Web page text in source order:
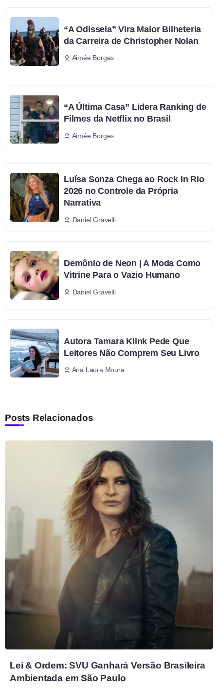
“A Odisseia” Vira Maior Bilheteria
da Carreira de Christopher Nolan
Aimée Borges
“A Última Casa” Lidera Ranking de
Filmes da Netflix no Brasil
Aimée Borges
Luísa Sonza Chega ao Rock In Rio
2026 no Controle da Própria
Narrativa
Daniel Gravelli
Demônio de Neon | A Moda Como
Vitrine Para o Vazio Humano
Daniel Gravelli
Autora Tamara Klink Pede Que
Leitores Não Comprem Seu Livro
Ana Laura Moura
Posts Relacionados
Lei & Ordem: SVU Ganhará Versão Brasileira
Ambientada em São Paulo